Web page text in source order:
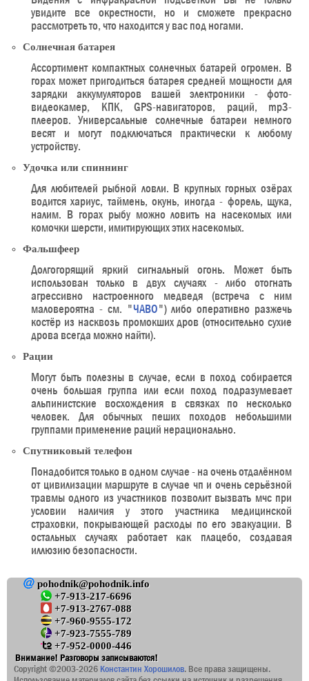
увидите все окрестности, но и сможете прекрасно
рассмотреть то, что находится у вас под ногами.
Солнечная батарея
Ассортимент компактных солнечных батарей огромен. В
горах может пригодиться батарея средней мощности для
зарядки аккумуляторов вашей электроники - фото-
видеокамер, КПК, GPS-навигаторов, раций, mp3-
плееров. Универсальные солнечные батареи немного
весят и могут подключаться практически к любому
устройству.
Удочка или спиннинг
Для любителей рыбной ловли. В крупных горных озёрах
водится хариус, таймень, окунь, иногда - форель, щука,
налим. В горах рыбу можно ловить на насекомых или
комочки шерсти, имитирующих этих насекомых.
Фальшфеер
Долгогорящий яркий сигнальный огонь. Может быть
использован только в двух случаях - либо отогнать
агрессивно настроенного медведя (встреча с ним
маловероятна - см. "ЧАВО") либо оперативно разжечь
костёр из насквозь промокших дров (относительно сухие
дрова всегда можно найти).
Рации
Могут быть полезны в случае, если в поход собирается
очень большая группа или если поход подразумевает
альпинистские восхождения в связках по несколько
человек. Для обычных пеших походов небольшими
группами применение раций нерационально.
Спутниковый телефон
Понадобится только в одном случае - на очень отдалённом
от цивилизации маршруте в случае чп и очень серьёзной
травмы одного из участников позволит вызвать мчс при
условии наличия у этого участника медицинской
страховки, покрывающей расходы по его эвакуации. В
остальных случаях работает как плацебо, создавая
иллюзию безопасности.
pohodnik@pohodnik.info
+7-913-217-6696
+7-913-2767-088
+7-960-9555-172
+7-923-7555-789
+7-952-0000-446
Внимание! Разговоры записываются!
Copyright ©2003-2026 Константин Хорошилов. Все права защищены.